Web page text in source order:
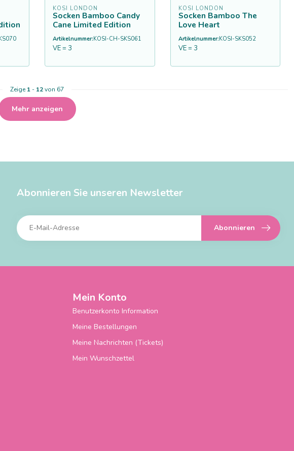
KOSI LONDON
Socken Bamboo Candy
Cane Limited Edition
Artikelnummer:KOSI-CH-SKS061
VE = 3
KOSI LONDON
Socken Bamboo The
Love Heart
Artikelnummer:KOSI-SKS052
VE = 3
Zeige1- 12von 67
Mehr anzeigen
Abonnieren Sie unseren Newsletter
Abonnieren
Mein Konto
Benutzerkonto Information
Meine Bestellungen
Meine Nachrichten (Tickets)
Mein Wunschzettel